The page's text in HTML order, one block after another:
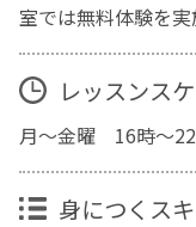
室では無料体験を実
レッスンス
月～金曜 16時～
身につくス